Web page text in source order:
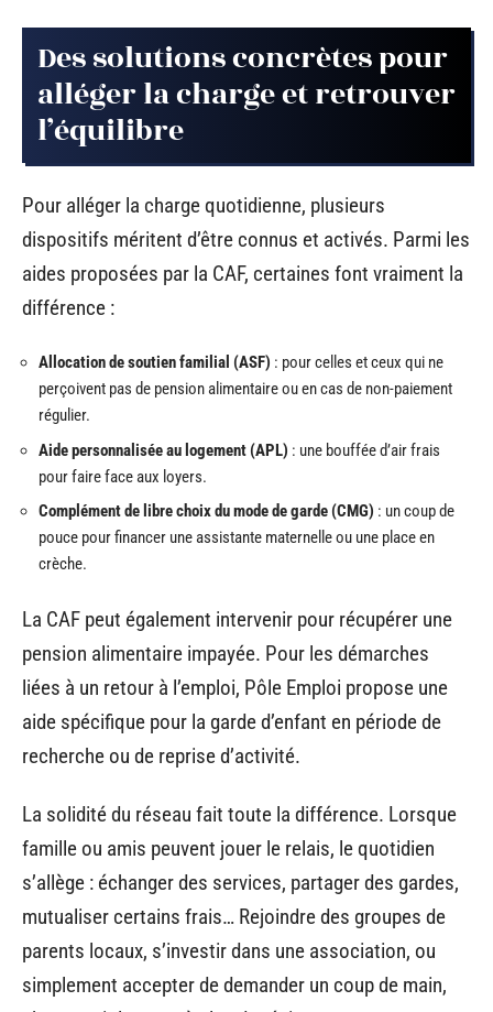
Des solutions concrètes pour
alléger la charge et retrouver
l’équilibre
Pour alléger la charge quotidienne, plusieurs
dispositifs méritent d’être connus et activés. Parmi les
aides proposées par la CAF, certaines font vraiment la
différence :
Allocation de soutien familial (ASF) : pour celles et ceux qui ne
perçoivent pas de pension alimentaire ou en cas de non-paiement
régulier.
Aide personnalisée au logement (APL) : une bouffée d’air frais
pour faire face aux loyers.
Complément de libre choix du mode de garde (CMG) : un coup de
pouce pour financer une assistante maternelle ou une place en
crèche.
La CAF peut également intervenir pour récupérer une
pension alimentaire impayée. Pour les démarches
liées à un retour à l’emploi, Pôle Emploi propose une
aide spécifique pour la garde d’enfant en période de
recherche ou de reprise d’activité.
La solidité du réseau fait toute la différence. Lorsque
famille ou amis peuvent jouer le relais, le quotidien
s’allège : échanger des services, partager des gardes,
mutualiser certains frais… Rejoindre des groupes de
parents locaux, s’investir dans une association, ou
simplement accepter de demander un coup de main,